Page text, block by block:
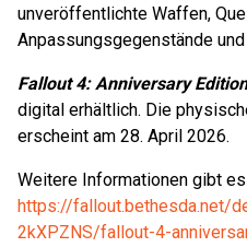
unveröffentlichte Waffen,
Anpassungsgegenstände
Fallout 4: Anniversary Edition
digital erhältlich. Die
erscheint am 28. April 2026.
Weitere Informationen gibt es
https://fallout.bethesda.net/
2kXPZNS/fallout-4-